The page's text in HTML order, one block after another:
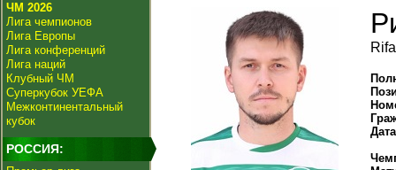
ЧМ 2026
Лига чемпионов
Лига Европы
Лига конференций
Лига наций
Клубный ЧМ
Суперкубок УЕФА
Межконтинентальный
кубок
РОССИЯ: